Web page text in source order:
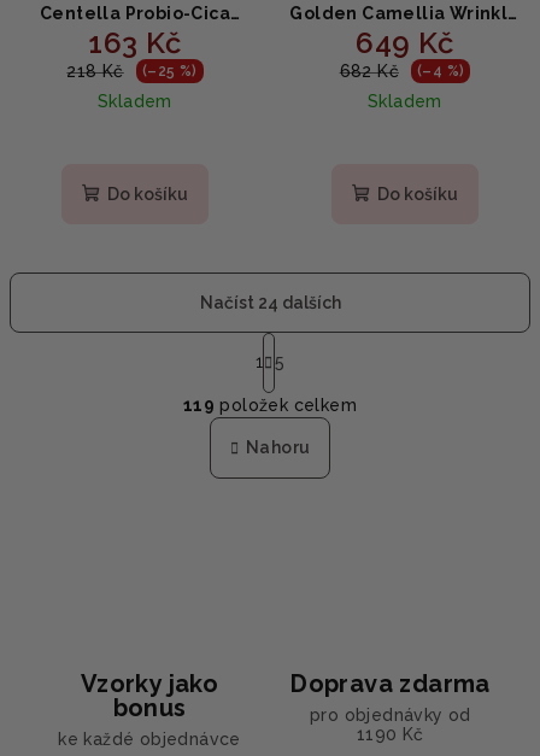
Centella Probio-Cica
Enrich Cream - Výživný
krém na obličej 15ml
163 Kč
218 Kč (–25 %)
Skladem
Do košíku
Golden Camellia Wrinkle
Cream - Prémiový
omlazující krém se
zlatou kamélií 50g
649 Kč
682 Kč (–4 %)
Skladem
produktu
Do košíku
O
v
l
á
Načíst 24 dalších
S
t
r
á
n
k
o
1 5
119 položek celkem
Nahoru
Vzorky jako
bonus
ke každé objednávce
Doprava zdarma
pro objednávky od
1190 Kč